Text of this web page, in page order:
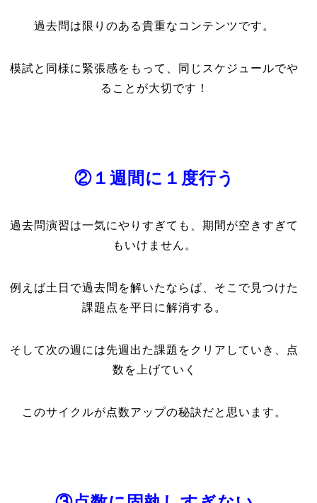
過去問は限りのある貴重なコンテンツです。
模試と同様に緊張感をもって、同じスケジュールでや
ることが大切です！
②１週間に１度行う
過去問演習は一気にやりすぎても、期間が空きすぎて
もいけません。
例えば土日で過去問を解いたならば、そこで見つけた
課題点を平日に解消する。
そして次の週には先週出た課題をクリアしていき、点
数を上げていく
このサイクルが点数アップの秘訣だと思います。